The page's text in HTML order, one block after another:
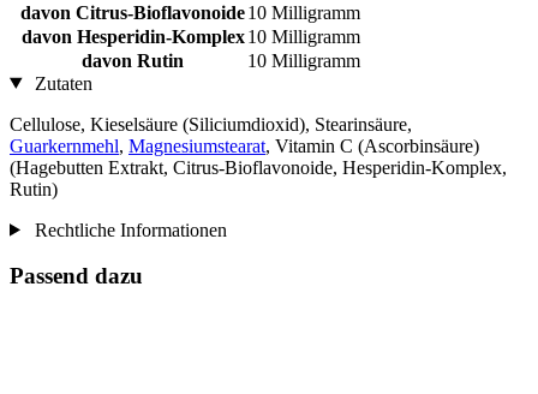
davon Citrus-Bioflavonoide10 Milligramm
davon Hesperidin-Komplex 10 Milligramm
davon Rutin
10 Milligramm
Zutaten
Cellulose, Kieselsäure (Siliciumdioxid), Stearinsäure,
Guarkernmehl, Magnesiumstearat, Vitamin C (Ascorbinsäure)
(Hagebutten Extrakt, Citrus-Bioflavonoide, Hesperidin-Komplex,
Rutin)
Rechtliche Informationen
Passend dazu